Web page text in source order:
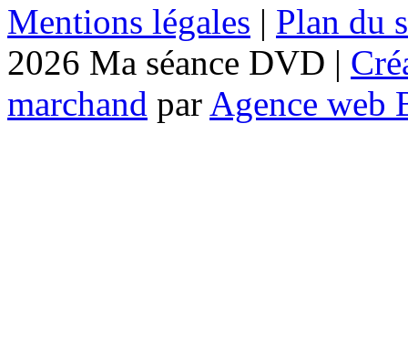
Mentions légales | Plan du
2026 Ma séance DVD |
marchand par Agence web